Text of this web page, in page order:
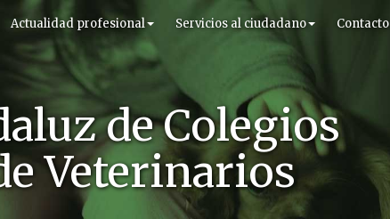
de Colegios
Veterinarios
Actualidad profesional Servicios al ciudadano Contacto